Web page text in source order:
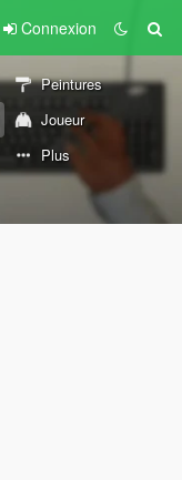
Connexion
Peintures
Joueur
Plus